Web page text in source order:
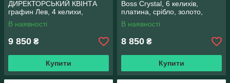
ДИРЕКТОРСЬКИЙ КВІНТА
графин Лев, 4 келихи,
платина, срібло, золото
В наявності
9 850 ₴
Купити
Boss Crystal, 6 келихів,
платина, срібло, золото,
кришталь
В наявності
8 850 ₴
Купити